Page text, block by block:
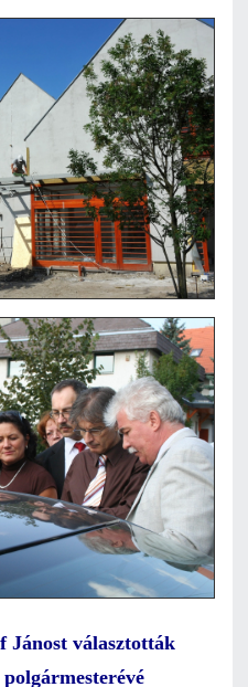
Jánost választották